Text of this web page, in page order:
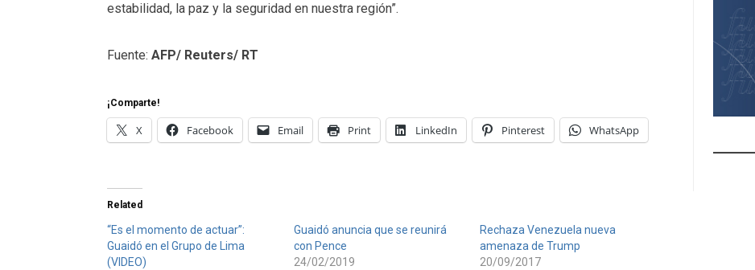
estabilidad, la paz y la seguridad en nuestra región”.
Fuente: AFP/ Reuters/ RT
¡Comparte!
X Facebook Email Print LinkedIn Pinterest WhatsApp
Related
“Es el momento de actuar”:
Guaidó en el Grupo de Lima
(VIDEO)
Guaidó anuncia que se reunirá
con Pence
24/02/2019
Rechaza Venezuela nueva
amenaza de Trump
20/09/2017